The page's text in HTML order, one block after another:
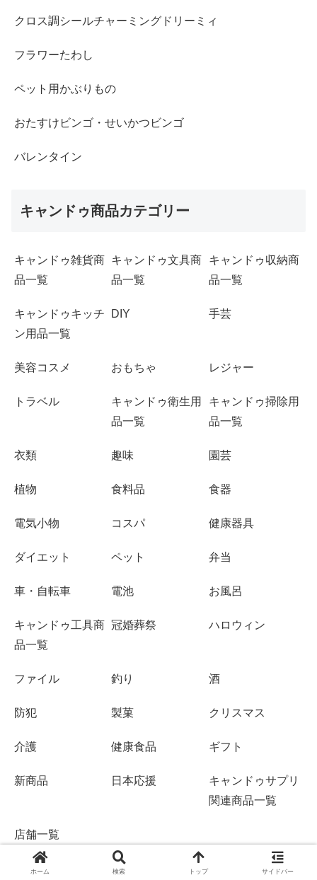
クロス調シールチャーミングドリーミィ
フラワーたわし
ペット用かぶりもの
おたすけビンゴ・せいかつビンゴ
バレンタイン
キャンドゥ商品カテゴリー
キャンドゥ雑貨商
品一覧
キャンドゥ文具商
品一覧
キャンドゥ収納商
品一覧
キャンドゥキッチ
ン用品一覧
DIY 手芸
美容コスメ おもちゃ レジャー
トラベル
キャンドゥ衛生用
品一覧
キャンドゥ掃除用
品一覧
衣類 趣味 園芸
植物 食料品 食器
電気小物 コスパ 健康器具
ダイエット ペット 弁当
車・自転車 電池 お風呂
キャンドゥ工具商
品一覧
冠婚葬祭 ハロウィン
ファイル 釣り 酒
防犯 製菓 クリスマス
介護 健康食品 ギフト
新商品 日本応援
キャンドゥサプリ
関連商品一覧
店舗一覧
ホーム 検索 トップ サイドバー